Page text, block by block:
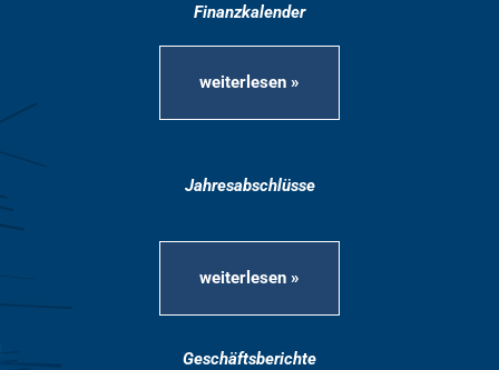
Finanzkalender
weiterlesen »
Jahresabschlüsse
weiterlesen »
Geschäftsberichte